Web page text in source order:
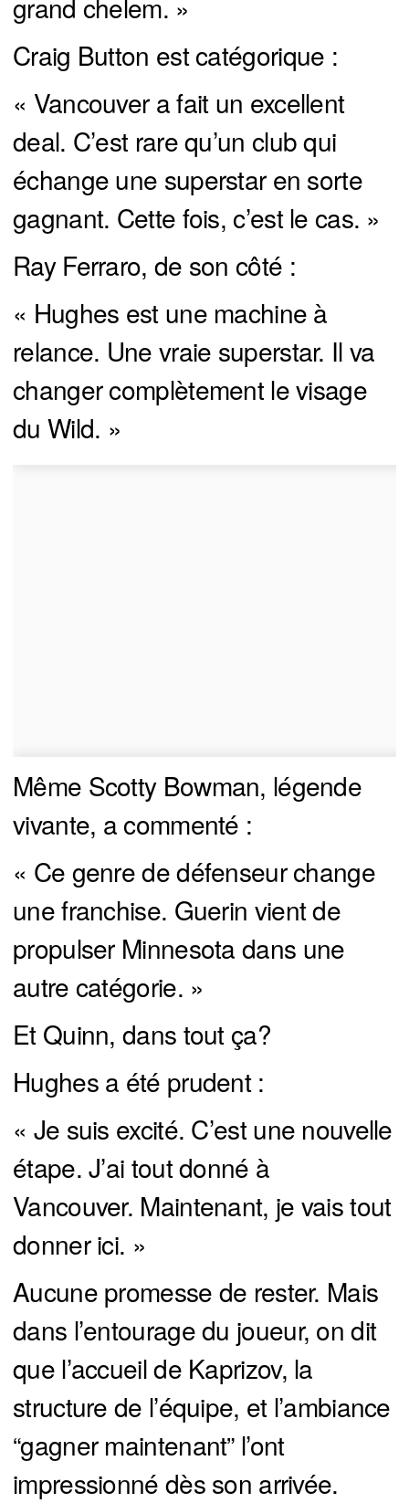
grand chelem. »
Craig Button est catégorique :
« Vancouver a fait un excellent
deal. C’est rare qu’un club qui
échange une superstar en sorte
gagnant. Cette fois, c’est le cas. »
Ray Ferraro, de son côté :
« Hughes est une machine à
relance. Une vraie superstar. Il va
changer complètement le visage
du Wild. »
Même Scotty Bowman, légende
vivante, a commenté :
« Ce genre de défenseur change
une franchise. Guerin vient de
propulser Minnesota dans une
autre catégorie. »
Et Quinn, dans tout ça?
Hughes a été prudent :
« Je suis excité. C’est une nouvelle
étape. J’ai tout donné à
Vancouver. Maintenant, je vais tout
donner ici. »
Aucune promesse de rester. Mais
dans l’entourage du joueur, on dit
que l’accueil de Kaprizov, la
structure de l’équipe, et l’ambiance
“gagner maintenant” l’ont
impressionné dès son arrivée.